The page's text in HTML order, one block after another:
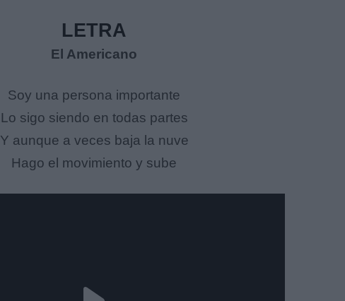
LETRA
El Americano
Soy una persona importante
Lo sigo siendo en todas partes
Y aunque a veces baja la nuve
Hago el movimiento y sube